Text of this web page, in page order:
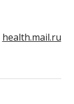
health.mail.ru